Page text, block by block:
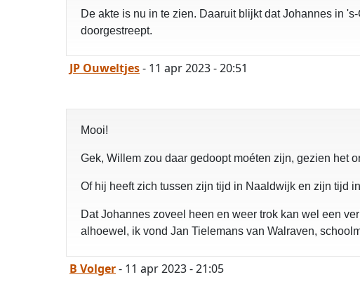
De akte is nu in te zien. Daaruit blijkt dat Johannes in
doorgestreept.
JP Ouweltjes- 11 apr 2023 - 20:51
Mooi!
Gek, Willem zou daar gedoopt moéten zijn, gezien het
Of hij heeft zich tussen zijn tijd in Naaldwijk en zijn tijd
Dat Johannes zoveel heen en weer trok kan wel een
alhoewel, ik vond Jan Tielemans van Walraven,
B Volger- 11 apr 2023 - 21:05